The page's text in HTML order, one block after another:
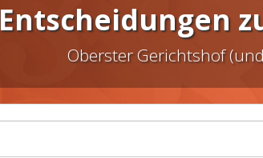
Entscheidungen
Oberster Gerichtshof